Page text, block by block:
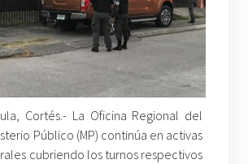
Cortés.- La Oficina Regional del
Público (MP) continúa en activas
cubriendo los turnos respectivos